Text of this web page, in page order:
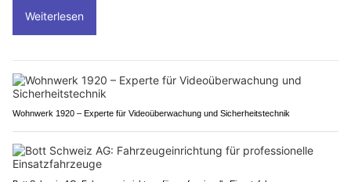
Weiterlesen
Wohnwerk 1920 – Experte für Videoüberwachung und Sicherheitstechnik